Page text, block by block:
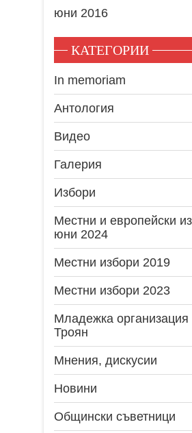
юни 2016
КАТЕГОРИИ
In memoriam
Антология
Видео
Галерия
Избори
Местни и европейски
юни 2024
Местни избори 2019
Местни избори 2023
Младежка
Троян
Мнения, дискусии
Новини
Общински съветници